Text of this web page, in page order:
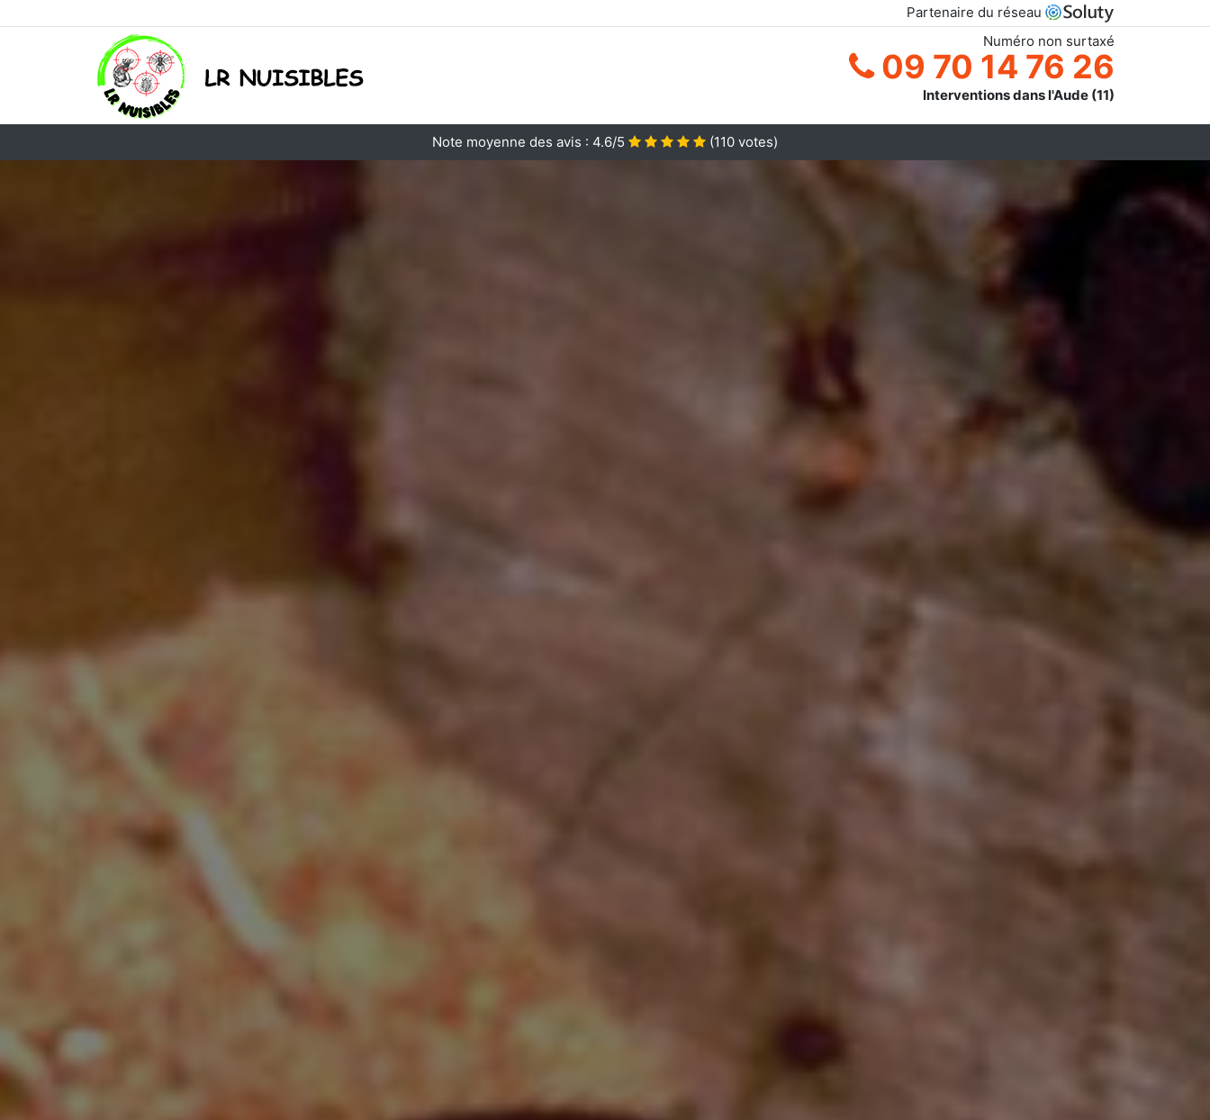
Partenaire du réseau
Numéro non surtaxé
09 70 14 76 26
Interventions dans l'Aude (11)
Note moyenne des avis : 4.6/5 (110 votes)